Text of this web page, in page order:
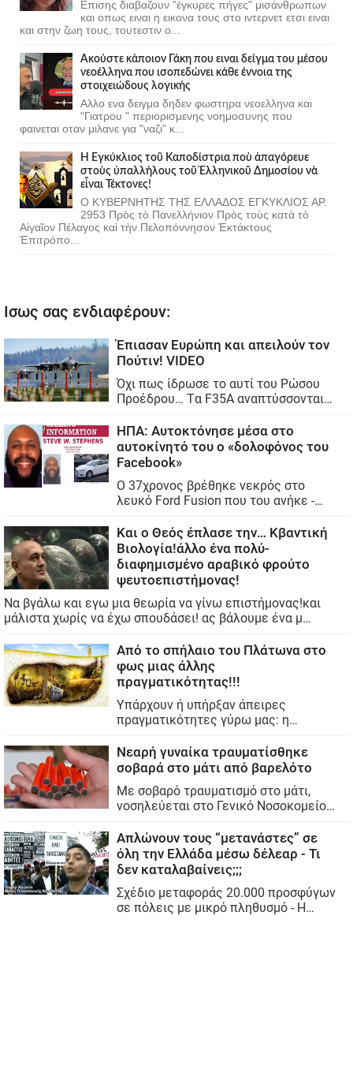
Επισης διαβαζουν "έγκυρες πήγες" μισάνθρωπων
και οπως ειναι η εικονα τους στο ιντερνετ ετσι ειναι
και στην ζωη τους, τουτεστιν ο...
Ακούστε κάποιον Γάκη που ειναι δείγμα του μέσου
νεοέλληνα που ισοπεδώνει κάθε έννοια της
στοιχειώδους λογικής
Αλλο ενα δειγμα δηδεν φωστηρα νεοελληνα και
"Γιατρου " περιορισμενης νοημοσυνης που
φαινεται οταν μιλανε για "ναζι" κ...
Ἡ Ἐγκύκλιος τοῦ Καποδίστρια ποὺ ἀπαγόρευε
στοὺς ὑπαλλήλους τοῦ Ἑλληνικοῦ Δημοσίου νὰ
εἶναι Τέκτονες!
Ο ΚΥΒΕΡΝΗΤΗΣ ΤΗΣ ΕΛΛΑΔΟΣ ΕΓΚΥΚΛΙΟΣ ΑΡ.
2953 Πρὸς τὸ Πανελλήνιον Πρὸς τοὺς κατὰ τὸ
Αἰγαῖον Πέλαγος καὶ τὴν Πελοπόννησον Ἐκτάκτους
Ἐπιτρόπο...